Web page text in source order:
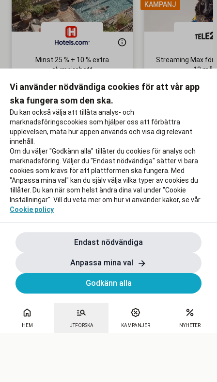
HEM UTFORSKA KAMPANJER NYHETER
Minst 25 % + 10 % extra
alumnirabatt
Till rabatten
KAMPANJ
Streaming Max för
12 mån
Ingen
Vi använder nödvändiga cookies för att vår app
ska fungera som den ska.
Du kan också välja att tillåta analys- och
marknadsföringscookies som hjälper oss att förbättra
upplevelsen, mäta hur appen används och visa dig relevant
innehåll.
Om du väljer "Godkänn alla" tillåter du cookies för analys och
marknadsföring. Väljer du "Endast nödvändiga" sätter vi bara
cookies som krävs för att plattformen ska fungera. Med
"Anpassa mina val" kan du själv välja vilka typer av cookies du
tillåter. Du kan när som helst ändra dina val under "Cookie
Inställningar". Vill du veta mer om hur vi använder kakor, se vår
Cookie policy
Endast nödvändiga
Anpassa mina val
Godkänn alla